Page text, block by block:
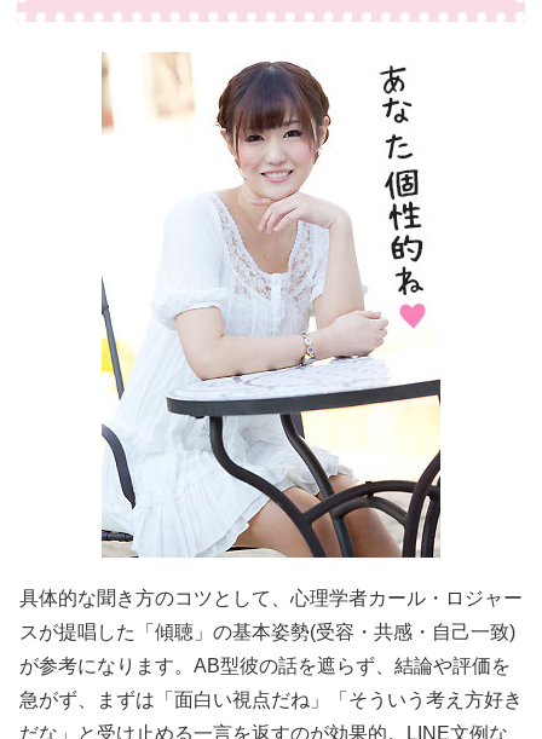
具体的な聞き方のコツとして、心理学者カール・ロジャー
スが提唱した「傾聴」の基本姿勢(受容・共感・自己一致)
が参考になります。AB型彼の話を遮らず、結論や評価を
急がず、まずは「面白い視点だね」「そういう考え方好き
だな」と受け止める一言を返すのが効果的。LINE文例な